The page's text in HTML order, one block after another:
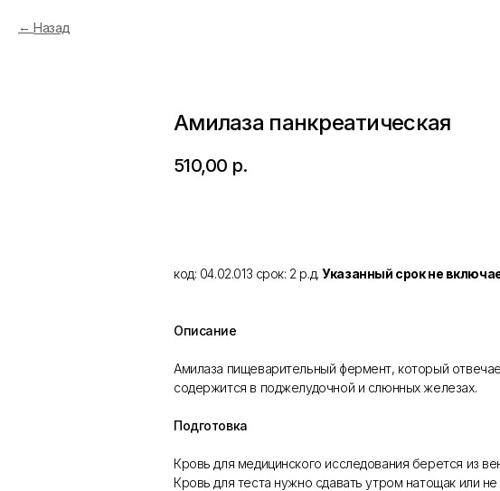
Назад
Амилаза панкреатическая
510,00 р.
код: 04.02.013 срок: 2 р.д.Указанный срок не
Описание
Амилаза пищеварительный фермент, который
содержится в поджелудочной и слюнных железах.
Подготовка
Кровь для медицинского исследования берется из
Кровь для теста нужно сдавать утром натощак или